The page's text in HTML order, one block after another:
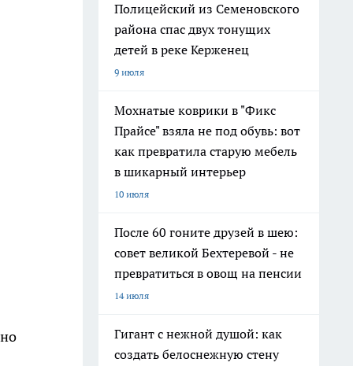
Полицейский из Семеновского
района спас двух тонущих
детей в реке Керженец
9 июля
Мохнатые коврики в "Фикс
Прайсе" взяла не под обувь: вот
как превратила старую мебель
в шикарный интерьер
10 июля
После 60 гоните друзей в шею:
совет великой Бехтеревой - не
превратиться в овощ на пенсии
14 июля
Гигант с нежной душой: как
создать белоснежную стену